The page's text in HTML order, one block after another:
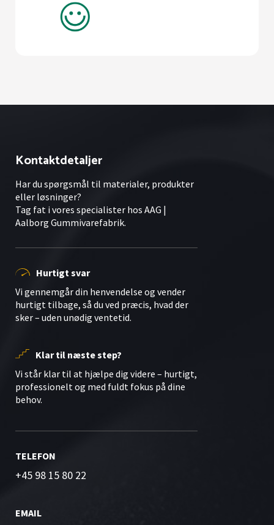
Kontaktdetaljer
Har du spørgsmål til materialer, produkter
eller løsninger?
Tag fat i vores specialister hos AAG |
Aalborg Gummivarefabrik.
Hurtigt svar
Vi gennemgår din henvendelse og vender
hurtigt tilbage, så du ved præcis, hvad der
sker – uden unødig ventetid.
Klar til næste step?
Vi står klar til at hjælpe dig videre – hurtigt,
professionelt og med fuldt fokus på dine
behov.
TELEFON
+45 98 15 80 22
EMAIL